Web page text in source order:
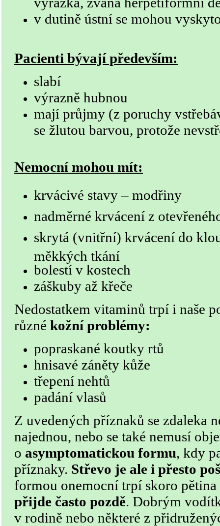
v dutině ústní se mohou
Pacienti bývají především:
slabí
výrazně hubnou
mají průjmy (z poruchy
se žlutou barvou, protože
Nemocní mohou mít:
krvácivé stavy – modřiny
nadměrné krvácení z
skrytá (vnitřní) krvácení do
měkkých tkání
bolestí v kostech
záškuby až křeče
Nedostatkem vitaminů trpí i naše
různé kožní problémy:
popraskané koutky rtů
hnisavé záněty kůže
třepení nehtů
padání vlasů
Z uvedených příznaků se zdaleka
najednou, nebo se také nemusí
o asymptomatickou formu, kdy
příznaky. Střevo je ale i přesto
formou onemocní trpí skoro pětina
přijde často pozdě. Dobrým
v rodině nebo některé z